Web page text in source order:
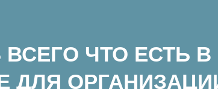
ЧТО ЕСТЬ В
ДЛЯ